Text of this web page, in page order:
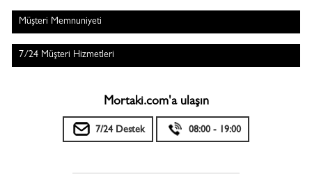
Müşteri Memnuniyeti
7/24 Müşteri Hizmetleri
Mortaki.com'a ulaşın
7/24 Destek 08:00 - 19:00